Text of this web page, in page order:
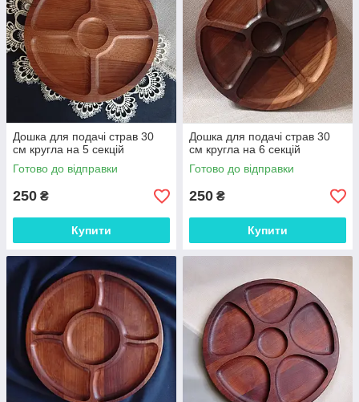
Дошка для подачі страв 30
см кругла на 5 секцій
Готово до відправки
250 ₴
Купити
Дошка для подачі страв 30
см кругла на 6 секцій
Готово до відправки
250 ₴
Купити